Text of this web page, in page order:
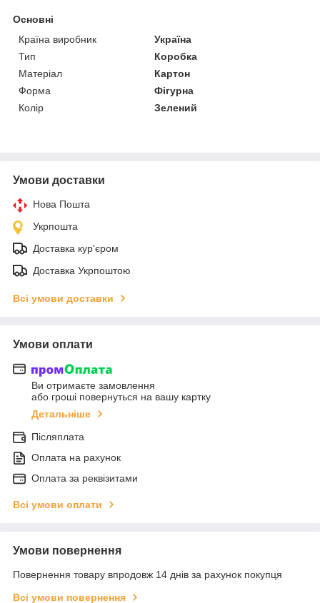
Основні
Країна виробник
Україна
Тип
Коробка
Матеріал
Картон
Форма
Фігурна
Колір
Зелений
Умови доставки
Нова Пошта
Укрпошта
Доставка кур'єром
Доставка Укрпоштою
Всі умови доставки
Умови оплати
Ви отримаєте замовлення
або гроші повернуться на вашу картку
Детальніше
Післяплата
Оплата на рахунок
Оплата за реквізитами
Всі умови оплати
Умови повернення
Повернення товару впродовж 14 днів за рахунок покупця
Всі умови повернення